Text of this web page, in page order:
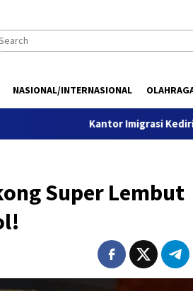
NASIONAL/INTERNASIONAL
Kantor Imigrasi Kediri
Super Lembut